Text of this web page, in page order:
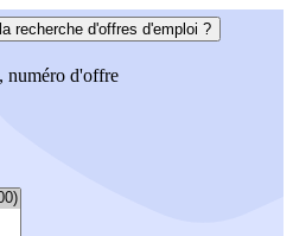
recherche d'offres d'emploi ?
numéro d'offre